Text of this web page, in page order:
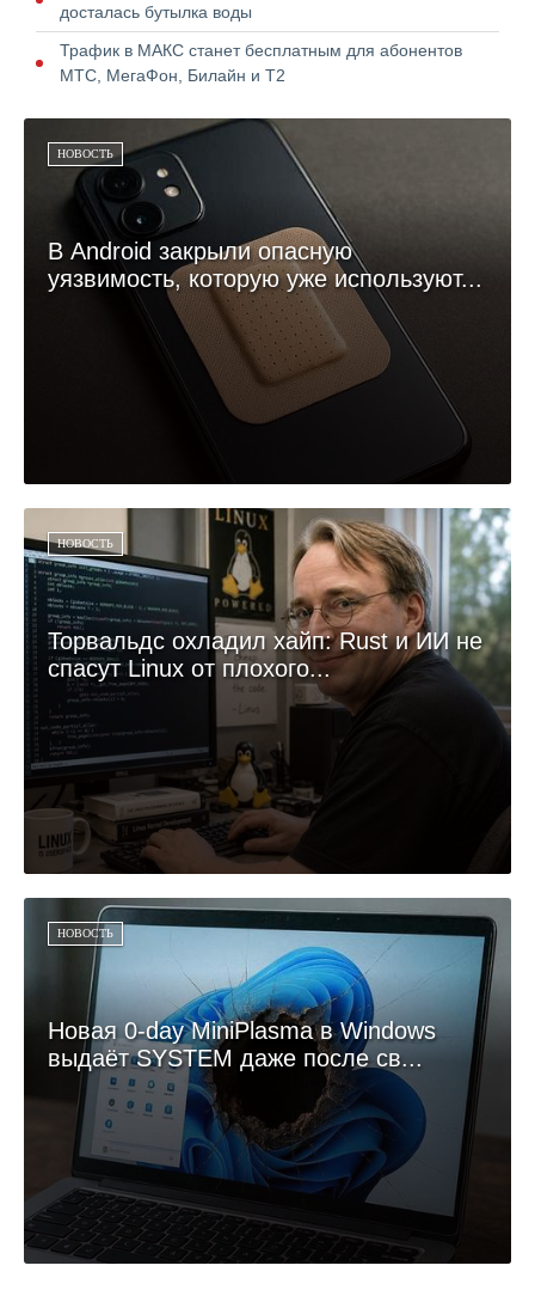
досталась бутылка воды
Трафик в МАКС станет бесплатным для абонентов
МТС, МегаФон, Билайн и Т2
НОВОСТЬ
В Android закрыли опасную
уязвимость, которую уже используют...
НОВОСТЬ
Торвальдс охладил хайп: Rust и ИИ не
спасут Linux от плохого...
НОВОСТЬ
Новая 0-day MiniPlasma в Windows
выдаёт SYSTEM даже после св...